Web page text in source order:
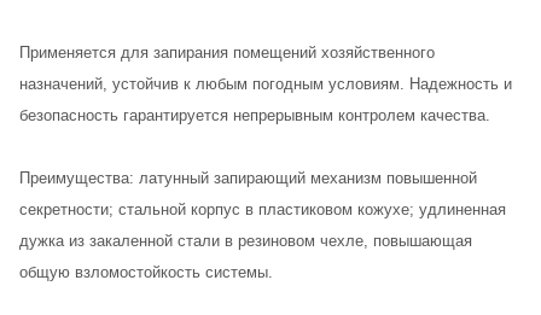
Применяется для запирания помещений хозяйственного
назначений, устойчив к любым погодным условиям. Надежность и
безопасность гарантируется непрерывным контролем качества.
Преимущества: латунный запирающий механизм повышенной
секретности; стальной корпус в пластиковом кожухе; удлиненная
дужка из закаленной стали в резиновом чехле, повышающая
общую взломостойкость системы.